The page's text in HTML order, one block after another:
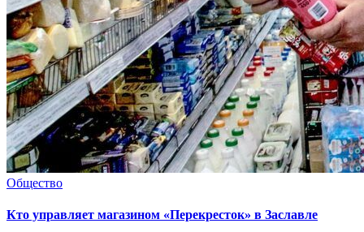
Общество
Кто управляет магазином «Перекресток» в Заславле